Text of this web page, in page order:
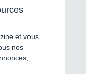
et vous
nos